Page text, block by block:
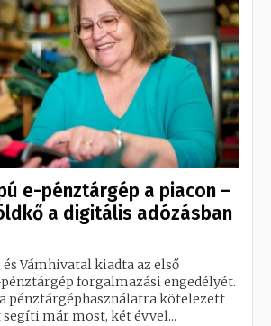
e-pénztárgép a piacon –
a digitális adózásban
Vámhivatal kiadta az első
forgalmazási engedélyét.
pénztárgéphasználatra kötelezett
már most, két évvel...